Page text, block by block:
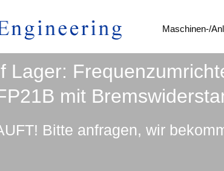
Maschinen-/
Lager:
mit
Bitte anfragen, wir